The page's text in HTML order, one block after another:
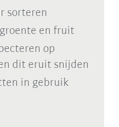
sorteren
en fruit
op
dit eruit snijden
in gebruik